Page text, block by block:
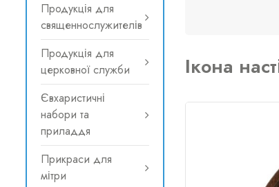
Продукція для
священнослужителів
Продукція для
церковної служби
Євхаристичні
набори та
приладдя
Прикраси для
мітри
Ікона